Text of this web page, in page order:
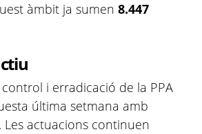
àmbit ja sumen 8.447
i erradicació de la PPA
última setmana amb
. Les actuacions continuen